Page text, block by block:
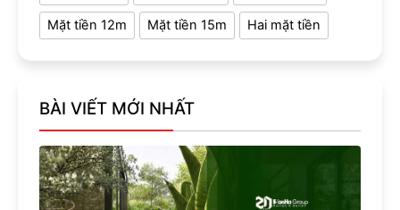
Mặt tiền 12m Mặt tiền 15m Hai mặt tiền
BÀI VIẾT MỚI NHẤT